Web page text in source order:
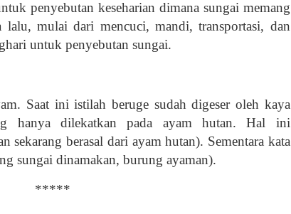
penyebutan keseharian dimana sungai memang
lalu, mulai dari mencuci, mandi, transportasi, dan
untuk penyebutan sungai.
Saat ini istilah beruge sudah digeser oleh kaya
hanya dilekatkan pada ayam hutan. Hal ini
sekarang berasal dari ayam hutan). Sementara kata
sungai dinamakan, burung ayaman).
*****